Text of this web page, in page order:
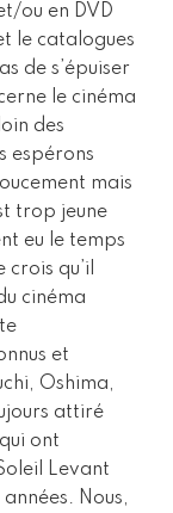
ou en DVD
le catalogues
de s’épuiser
le cinéma
des
espérons
mais
trop jeune
eu le temps
qu’il
cinéma
et
Oshima,
attiré
ont
Levant
Nous,